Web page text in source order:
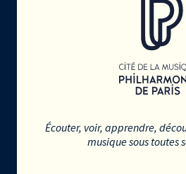
Écouter, voir, apprendre,
musique sous toutes